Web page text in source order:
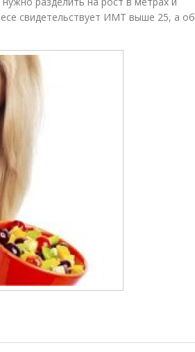
свидетельствует ИМТ выше 25, а об